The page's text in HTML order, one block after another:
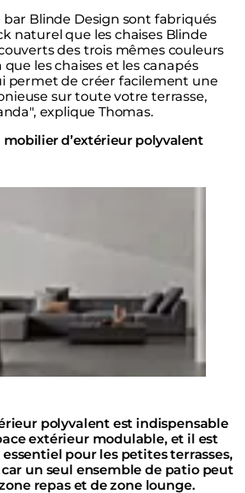
bar Blinde Design sont fabriqués
naturel que les chaises Blinde
des trois mêmes couleurs
les chaises et les canapés
permet de créer facilement une
sur toute votre terrasse,
explique Thomas.
mobilier d’extérieur polyvalent
Design
polyvalent est indispensable
extérieur modulable, et il est
pour les petites terrasses,
un seul ensemble de patio peut
repas et de zone lounge.